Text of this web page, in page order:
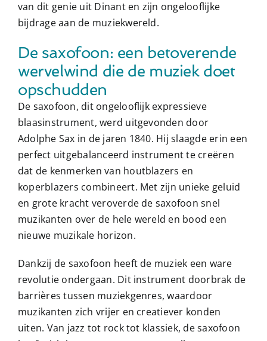
van dit genie uit Dinant en zijn ongelooflijke
bijdrage aan de muziekwereld.
De saxofoon: een betoverende
wervelwind die de muziek doet
opschudden
De saxofoon, dit ongelooflijk expressieve
blaasinstrument, werd uitgevonden door
Adolphe Sax in de jaren 1840. Hij slaagde erin een
perfect uitgebalanceerd instrument te creëren
dat de kenmerken van houtblazers en
koperblazers combineert. Met zijn unieke geluid
en grote kracht veroverde de saxofoon snel
muzikanten over de hele wereld en bood een
nieuwe muzikale horizon.
Dankzij de saxofoon heeft de muziek een ware
revolutie ondergaan. Dit instrument doorbrak de
barrières tussen muziekgenres, waardoor
muzikanten zich vrijer en creatiever konden
uiten. Van jazz tot rock tot klassiek, de saxofoon